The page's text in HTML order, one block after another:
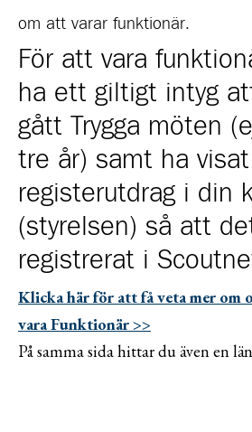
om att varar funktionär.
För att vara
ha ett giltigt intyg
gått Trygga möten
tre år) samt ha
registerutdrag i din
(styrelsen) så att
registrerat i
Klicka här för att få veta mer om
vara Funktionär >>
På samma sida hittar du även en